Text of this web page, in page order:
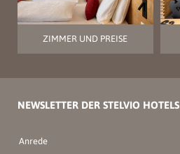
ZIMMER UND PREISE
NEWSLETTER DER STELVIO HOTELS
Anrede